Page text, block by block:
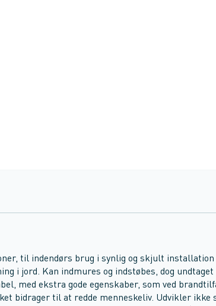
til indendørs brug i synlig og skjult installation
i jord. Kan indmures og indstøbes, dog undtaget
med ekstra gode egenskaber, som ved
bidrager til at redde menneskeliv. Udvikler ikke